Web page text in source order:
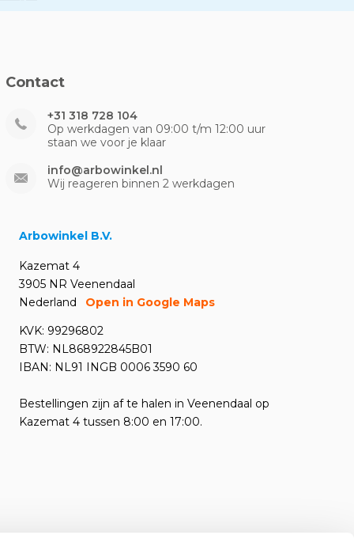
Contact
+31 318 728 104
Op werkdagen van 09:00 t/m 12:00 uur
staan we voor je klaar
info@arbowinkel.nl
Wij reageren binnen 2 werkdagen
Arbowinkel B.V.
Kazemat 4
3905 NR Veenendaal
Nederland
Open in Google Maps
KVK: 99296802
BTW: NL868922845B01
IBAN: NL91 INGB 0006 3590 60
Bestellingen zijn af te halen in Veenendaal op
Kazemat 4 tussen 8:00 en 17:00.